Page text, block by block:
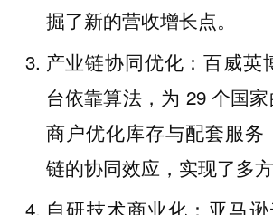
掘了新的营收增长点。
产业链协同优化：百威英
台依靠算法，为 29 个国
商户优化库存与配套服务
链的协同效应，实现了多方
自研技术商业化：亚马逊